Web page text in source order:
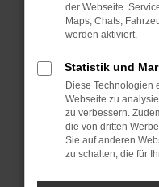
Starte dein
Das kann
Stelle sicher,
Betriebssystem
sind.
Veraltete
Sicherheitsrisiko,
führen, dass
unterstützt
der Webseite.
Maps, Chats,
werden aktiviert.
Statistik und
Diese Technologien
Webseite zu
zu verbessern.
die von dritten
Sie auf anderen
zu schalten, die für